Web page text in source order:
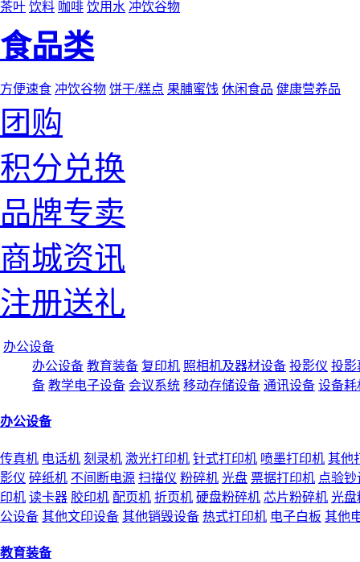
茶叶 饮料 咖啡 饮用水 冲饮谷物
食品类
方便速食 冲饮谷物 饼干/糕点 果脯蜜饯 休闲食品 健康营养品
团购
积分兑换
品牌专卖
商城资讯
注册送礼
办公设备
办公设备 教育装备 复印机 照相机及器材设备 投影仪 投影
备 教学电子设备 会议系统 移动存储设备 通讯设备 设备耗
办公设备
传真机 电话机 刻录机 激光打印机 针式打印机 喷墨打印机 其他
影仪 碎纸机 不间断电源 扫描仪 粉碎机 光盘 票据打印机 点验钞
印机 读卡器 胶印机 配页机 折页机 硬盘粉碎机 芯片粉碎机 光盘
公设备 其他文印设备 其他销毁设备 热式打印机 电子白板 其他
教育装备